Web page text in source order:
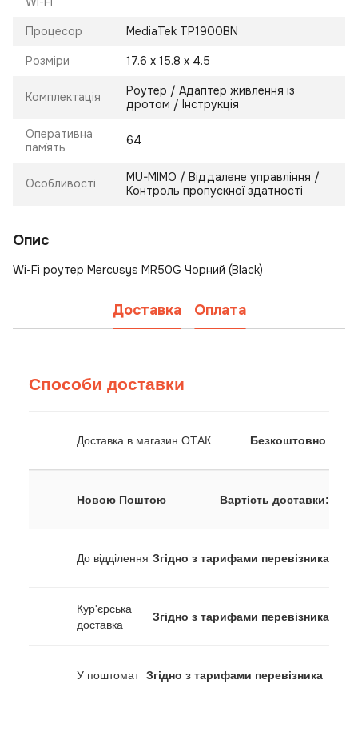
Процесор MediaTek TP1900BN
Розміри 17.6 x 15.8 x 4.5
Комплектація
Роутер / Адаптер живлення із
дротом / Інструкція
Оперативна
пам`ять
64
Особливості
MU-MIMO / Віддалене управління /
Контроль пропускної здатності
Опис
Wi-Fi роутер Mercusys MR50G Чорний (Black)
Доставка Оплата
Способи доставки
Доставка в магазин ОТАК Безкоштовно
Новою Поштою Вартість доставки:
До відділення Згідно з тарифами перевізника
Кур'єрська
доставка
Згідно з тарифами перевізника
У поштомат Згідно з тарифами перевізника